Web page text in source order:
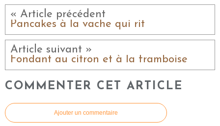
« Article précédent
Pancakes à la vache qui rit
Article suivant »
Fondant au citron et à la framboise
COMMENTER CET ARTICLE
Ajouter un commentaire